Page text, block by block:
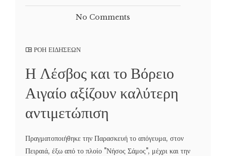
No Comments
ΡΟΗ ΕΙΔΗΣΕΩΝ
Η Λέσβος και το Βόρειο
Αιγαίο αξίζουν καλύτερη
αντιμετώπιση
Πραγματοποιήθηκε την Παρασκευή το απόγευμα, στον
Πειραιά, έξω από το πλοίο "Νήσος Σάμος", μέχρι και την